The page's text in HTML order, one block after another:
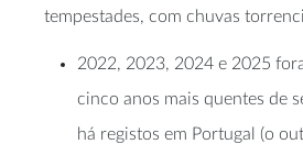
tempestades, com chuvas
2022, 2023, 2024 e 2025
cinco anos mais quentes de
há registos em Portugal (o